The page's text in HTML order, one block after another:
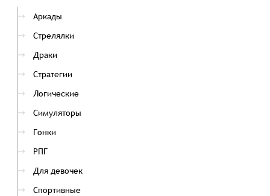
Аркады
Стрелялки
Драки
Стратегии
Логические
Симуляторы
Гонки
РПГ
Для девочек
Спортивные